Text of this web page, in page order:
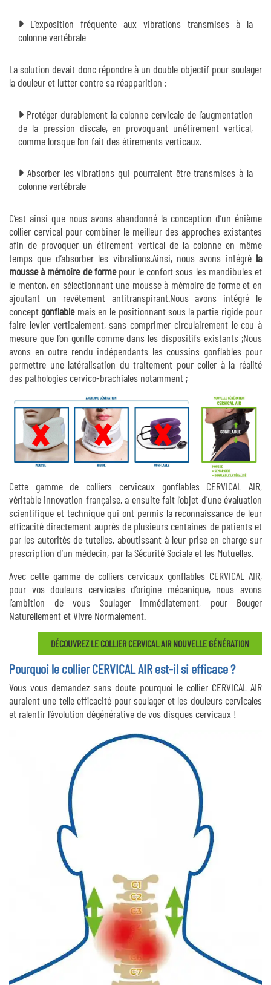
L’exposition fréquente aux vibrations transmises à la
colonne vertébrale
La solution devait donc répondre à un double objectif pour soulager
la douleur et lutter contre sa réapparition :
Protéger durablement la colonne cervicale de l’augmentation
de la pression discale, en provoquant unétirement vertical,
comme lorsque l’on fait des étirements verticaux.
Absorber les vibrations qui pourraient être transmises à la
colonne vertébrale
C’est ainsi que nous avons abandonné la conception d’un énième
collier cervical pour combiner le meilleur des approches existantes
afin de provoquer un étirement vertical de la colonne en même
temps que d’absorber les vibrations.Ainsi, nous avons intégré la
mousse à mémoire de formepour le confort sous les mandibules et
le menton, en sélectionnant une mousse à mémoire de forme et en
ajoutant un revêtement antitranspirant.Nous avons intégré le
concept gonflablemais en le positionnant sous la partie rigide pour
faire levier verticalement, sans comprimer circulairement le cou à
mesure que l’on gonfle comme dans les dispositifs existants ;Nous
avons en outre rendu indépendants les coussins gonflables pour
permettre une latéralisation du traitement pour coller à la réalité
des pathologies cervico-brachiales notamment ;
Cette gamme de colliers cervicaux gonflables CERVICAL AIR,
véritable innovation française, a ensuite fait l’objet d’une évaluation
scientifique et technique qui ont permis la reconnaissance de leur
efficacité directement auprès de plusieurs centaines de patients et
par les autorités de tutelles, aboutissant à leur prise en charge sur
prescription d’un médecin, par la Sécurité Sociale et les Mutuelles.
Avec cette gamme de colliers cervicaux gonflables CERVICAL AIR,
pour vos douleurs cervicales d’origine mécanique, nous avons
l’ambition de vous Soulager Immédiatement, pour Bouger
Naturellement et Vivre Normalement.
DÉCOUVREZ LE COLLIER CERVICAL AIR NOUVELLE GÉNÉRATION
Pourquoi le collier CERVICAL AIR est-il si efficace ?
Vous vous demandez sans doute pourquoi le collier CERVICAL AIR
auraient une telle efficacité pour soulager et les douleurs cervicales
et ralentir l’évolution dégénérative de vos disques cervicaux !